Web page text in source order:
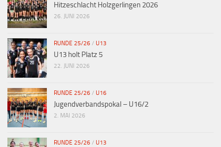
Hitzeschlacht Holzgerlingen 2026
26. JUNI 2026
RUNDE 25/26 / U13
U13 holt Platz 5
22. JUNI 2026
RUNDE 25/26 / U16
Jugendverbandspokal – U16/2
2. MAI 2026
RUNDE 25/26 / U13